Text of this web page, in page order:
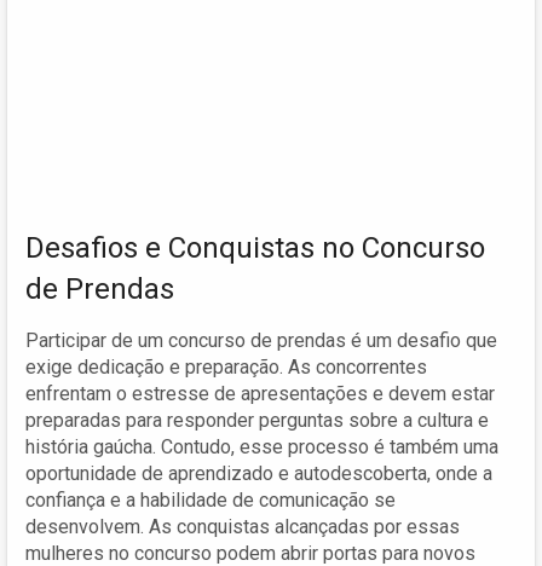
Desafios e Conquistas no Concurso
de Prendas
Participar de um concurso de prendas é um desafio que
exige dedicação e preparação. As concorrentes
enfrentam o estresse de apresentações e devem estar
preparadas para responder perguntas sobre a cultura e
história gaúcha. Contudo, esse processo é também uma
oportunidade de aprendizado e autodescoberta, onde a
confiança e a habilidade de comunicação se
desenvolvem. As conquistas alcançadas por essas
mulheres no concurso podem abrir portas para novos